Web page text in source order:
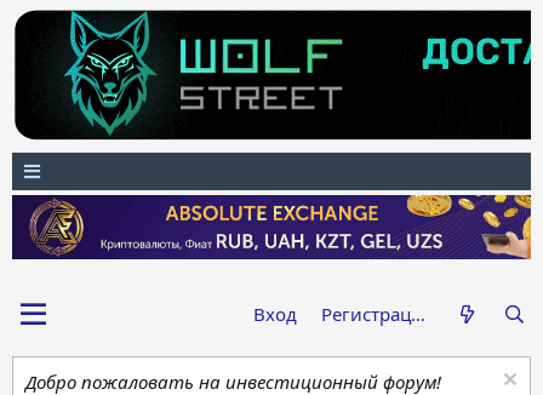
Вход Регистрация
Добро пожаловать на инвестиционный форум!